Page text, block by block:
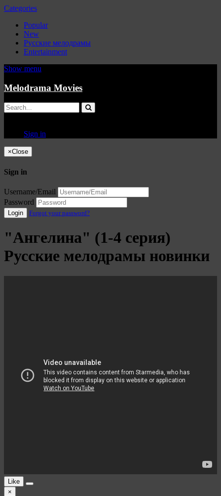
Categories
Popular
New
Русские мелодрамы
Entertainment
Show menu
Melodrama Movies
Sign in
×Close
Sign in
Username/Email
Password
Login Forgot your password?
"Ангелина" (1-4 серия)
Русские мелодрамы новинки
Like
×